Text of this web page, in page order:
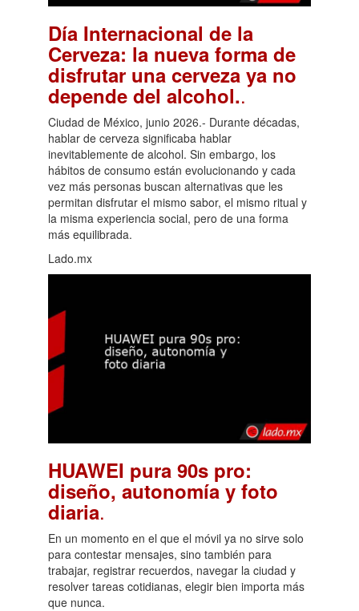
Día Internacional de la
Cerveza: la nueva forma de
disfrutar una cerveza ya no
depende del alcohol..
Ciudad de México, junio 2026.- Durante décadas,
hablar de cerveza significaba hablar
inevitablemente de alcohol. Sin embargo, los
hábitos de consumo están evolucionando y cada
vez más personas buscan alternativas que les
permitan disfrutar el mismo sabor, el mismo ritual y
la misma experiencia social, pero de una forma
más equilibrada.
Lado.mx
HUAWEI pura 90s pro:
diseño, autonomía y foto
diaria.
En un momento en el que el móvil ya no sirve solo
para contestar mensajes, sino también para
trabajar, registrar recuerdos, navegar la ciudad y
resolver tareas cotidianas, elegir bien importa más
que nunca.